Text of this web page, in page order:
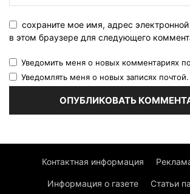
сохраните мое имя, адрес
в этом браузере для следующего
Уведомить меня о новых комментариях
Уведомлять меня о новых записях почтой.
Контактная информация
Информация о газете Статьи